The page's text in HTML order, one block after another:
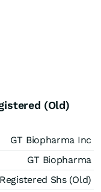
(Old)
GT Biopharma Inc
GT Biopharma
Registered Shs (Old)